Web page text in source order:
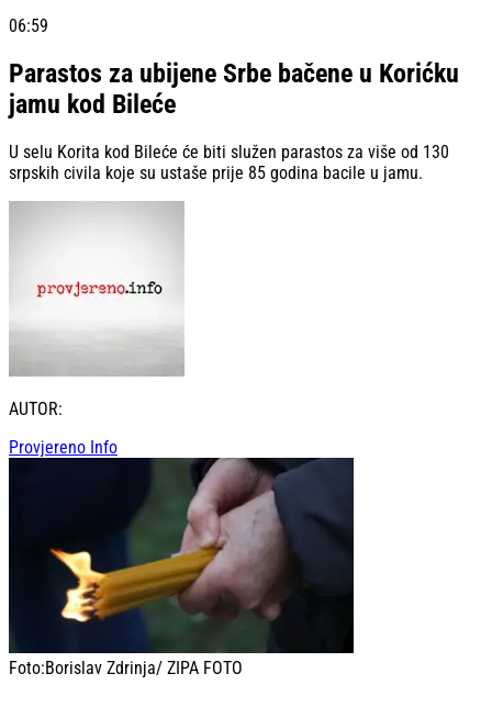
06:59
Parastos za ubijene Srbe bačene u Korićku
jamu kod Bileće
U selu Korita kod Bileće će biti služen parastos za više od 130
srpskih civila koje su ustaše prije 85 godina bacile u jamu.
AUTOR:
Provjereno Info
Foto:Borislav Zdrinja/ ZIPA FOTO